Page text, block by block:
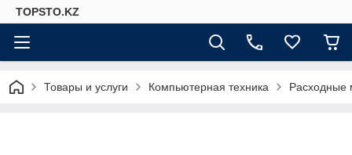
TOPSTO.KZ
Товары и услуги Компьютерная техника Расходные